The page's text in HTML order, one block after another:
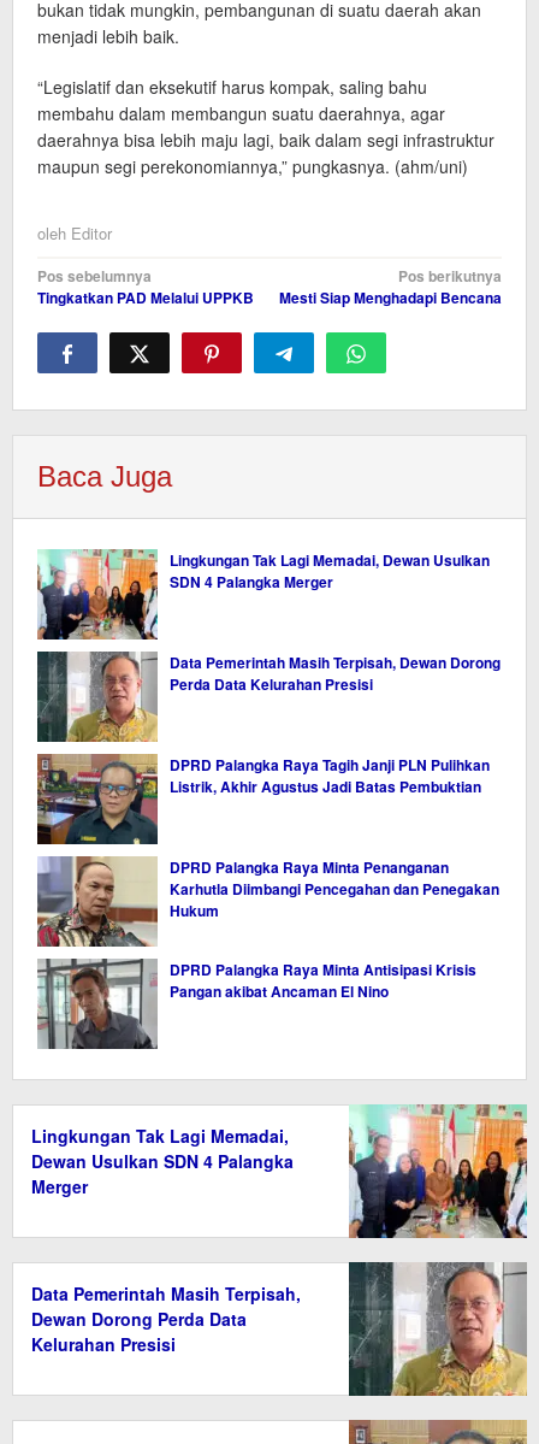
bukan tidak mungkin, pembangunan di suatu daerah akan
menjadi lebih baik.
“Legislatif dan eksekutif harus kompak, saling bahu
membahu dalam membangun suatu daerahnya, agar
daerahnya bisa lebih maju lagi, baik dalam segi infrastruktur
maupun segi perekonomiannya,” pungkasnya. (ahm/uni)
oleh Editor
Navigasi
pos
Pos sebelumnya
Tingkatkan PAD Melalui UPPKB
Pos berikutnya
Mesti Siap Menghadapi Bencana
Baca Juga
Lingkungan Tak Lagi Memadai, Dewan Usulkan
SDN 4 Palangka Merger
Data Pemerintah Masih Terpisah, Dewan Dorong
Perda Data Kelurahan Presisi
DPRD Palangka Raya Tagih Janji PLN Pulihkan
Listrik, Akhir Agustus Jadi Batas Pembuktian
DPRD Palangka Raya Minta Penanganan
Karhutla Diimbangi Pencegahan dan Penegakan
Hukum
DPRD Palangka Raya Minta Antisipasi Krisis
Pangan akibat Ancaman El Nino
Lingkungan Tak Lagi Memadai,
Dewan Usulkan SDN 4 Palangka
Merger
Data Pemerintah Masih Terpisah,
Dewan Dorong Perda Data
Kelurahan Presisi